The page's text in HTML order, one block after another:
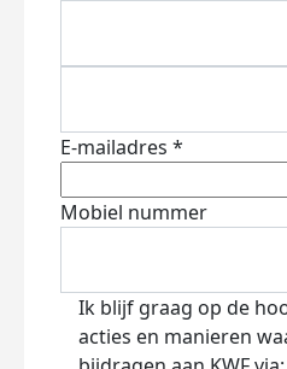
E-mailadres *
Mobiel nummer
Ik blijf graag op de
acties en manieren